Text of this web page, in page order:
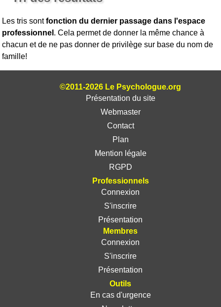
Les tris sontfonction du dernier passage dans l'espace
professionnel . Cela permet de donner la même chance à
chacun et de ne pas donner de privilège sur base du nom de
famille!
©2011-2026 Le Psychologue.org
Présentation du site
Webmaster
Contact
Plan
Mention légale
RGPD
Professionnels
Connexion
S'inscrire
Présentation
Membres
Connexion
S'inscrire
Présentation
Outils
En cas d'urgence